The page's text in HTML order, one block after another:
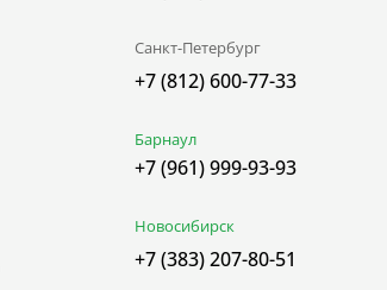
Санкт-Петербург
+7 (812) 600-77-33
Барнаул
+7 (961) 999-93-93
Новосибирск
+7 (383) 207-80-51